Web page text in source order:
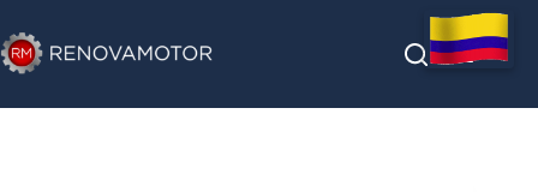
al
contenido